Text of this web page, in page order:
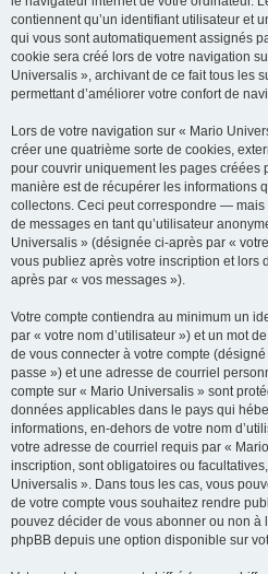
contiennent qu’un identifiant utilisateur et
qui vous sont automatiquement assignés
cookie sera créé lors de votre navigation
Universalis », archivant de ce fait tous les
permettant d’améliorer votre confort de
Lors de votre navigation sur « Mario
créer une quatrième sorte de cookies,
pour couvrir uniquement les pages créées
manière est de récupérer les informations
collectons. Ceci peut correspondre —
de messages en tant qu’utilisateur
Universalis » (désignée ci-après par «
vous publiez après votre inscription et lors
après par « vos messages »).
Votre compte contiendra au minimum un
par « votre nom d’utilisateur ») et un mot
de vous connecter à votre compte
passe ») et une adresse de courriel
compte sur « Mario Universalis » sont
données applicables dans le pays qui
informations, en-dehors de votre nom
votre adresse de courriel requis par «
inscription, sont obligatoires ou
Universalis ». Dans tous les cas, vous
de votre compte vous souhaitez rendre
pouvez décider de vous abonner ou non à
phpBB depuis une option disponible sur